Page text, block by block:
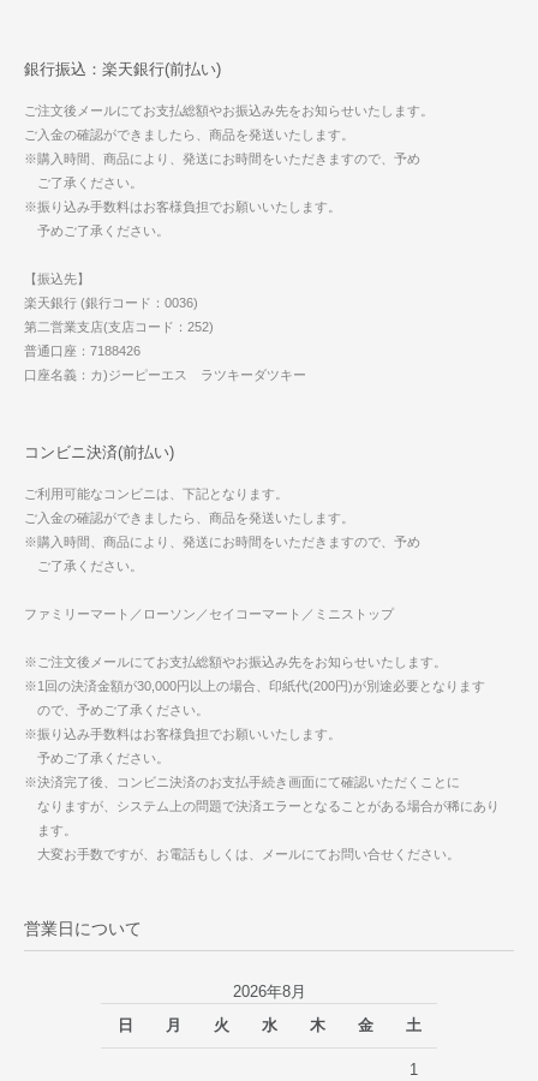
銀行振込：楽天銀行(前払い)
ご注文後メールにてお支払総額やお振込み先をお知らせいたします。
ご入金の確認ができましたら、商品を発送いたします。
※購入時間、商品により、発送にお時間をいただきますので、予め
ご了承ください。
※振り込み手数料はお客様負担でお願いいたします。
予めご了承ください。
【振込先】
楽天銀行 (銀行コード：0036)
第二営業支店(支店コード：252)
普通口座：7188426
口座名義：カ)ジーピーエス ラツキーダツキー
コンビニ決済(前払い)
ご利用可能なコンビニは、下記となります。
ご入金の確認ができましたら、商品を発送いたします。
※購入時間、商品により、発送にお時間をいただきますので、予め
ご了承ください。
ファミリーマート／ローソン／セイコーマート／ミニストップ
※ご注文後メールにてお支払総額やお振込み先をお知らせいたします。
※1回の決済金額が30,000円以上の場合、印紙代(200円)が別途必要となります
ので、予めご了承ください。
※振り込み手数料はお客様負担でお願いいたします。
予めご了承ください。
※決済完了後、コンビニ決済のお支払手続き画面にて確認いただくことに
なりますが、システム上の問題で決済エラーとなることがある場合が稀にあり
ます。
大変お手数ですが、お電話もしくは、メールにてお問い合せください。
営業日について
2026年8月
日
月 火 水 木 金 土
1